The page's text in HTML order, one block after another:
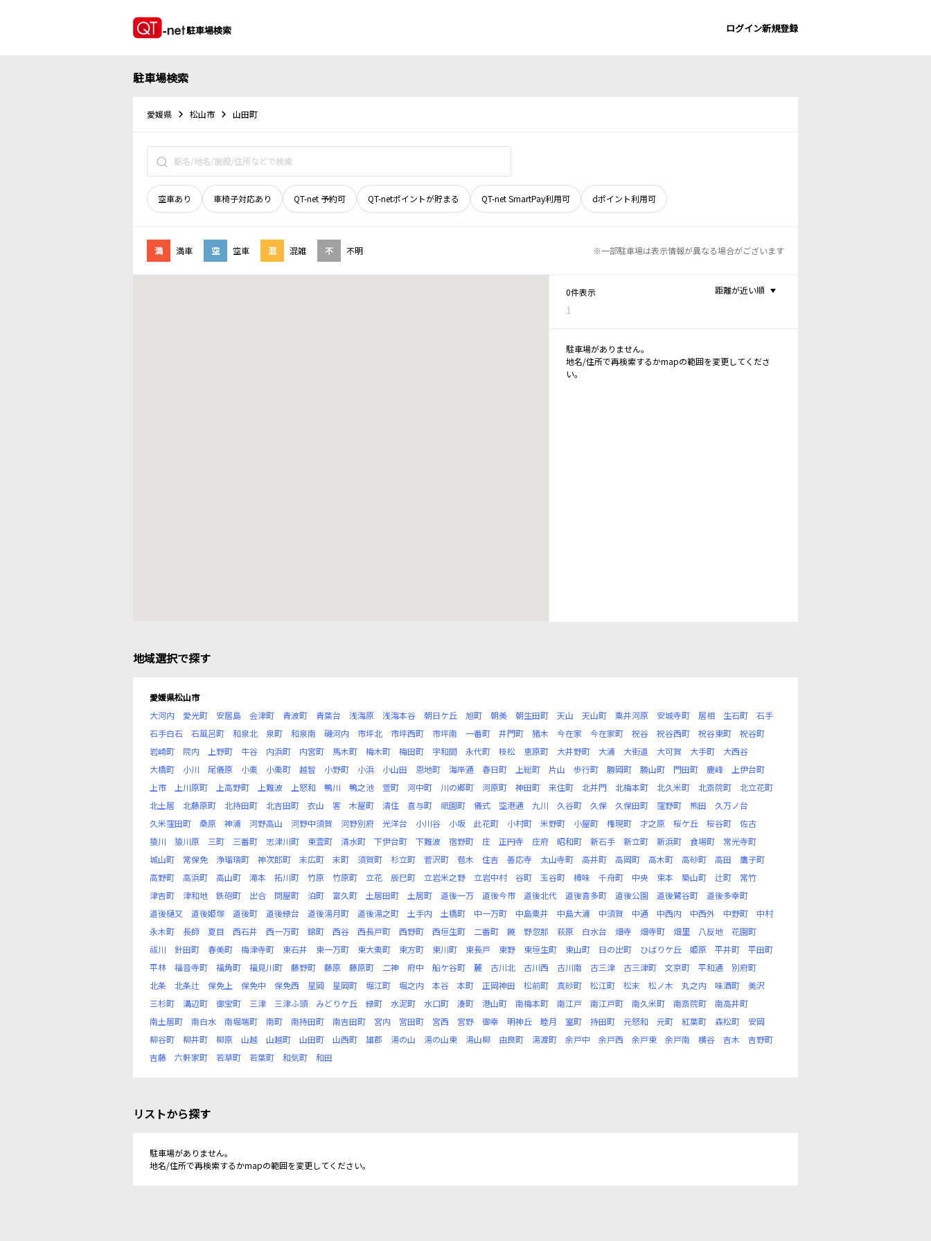
駐車場検索 ログイン新規登録
駐車場検索
愛媛県 松山市 山田町
空車あり 車椅子対応あり QT-net 予約可 QT-netポイントが貯まる QT-net SmartPay利用可 dポイント利用可
満 満車 空 空車 混 混雑 不 不明 ※一部駐車場は表示情報が異なる場合がございます
0件表示
1
距離が近い順
駐車場がありません。
地名/住所で再検索するかmapの範囲を変更してくださ
い。
地域選択で探す
愛媛県松山市
大河内
愛光町 安居島 会津町 青波町 青葉台 浅海原 浅海本谷 朝日ケ丘 旭町 朝美 朝生田町 天山 天山町 粟井河原 安城寺町 居相 生石町
石手
石手白石
石風呂町 和泉北 泉町 和泉南 磯河内 市坪北 市坪西町 市坪南 一番町 井門町 猪木 今在家 今在家町 祝谷 祝谷西町 祝谷東町
祝谷町
岩崎町
院内 上野町 牛谷 内浜町 内宮町 馬木町 梅木町 梅田町 宇和間 永代町 枝松 恵原町 大井野町 大浦 大街道 大可賀 大手町
大西谷
大橋町
小川 尾儀原 小栗 小栗町 越智 小野町 小浜 小山田 恩地町 海岸通 春日町 上総町 片山 歩行町 勝岡町 勝山町 門田町 鹿峰
上伊台町
上市
上川原町 上高野町 上難波 上怒和 鴨川 鴨之池 萱町 河中町 川の郷町 河原町 神田町 来住町 北井門 北梅本町 北久米町 北斎院町
北立花町
北土居
北藤原町 北持田町 北吉田町 衣山 客 木屋町 清住 喜与町 祇園町 儀式 空港通 九川 久谷町 久保 久保田町 窪野町 熊田
久万ノ台
久米窪田町
桑原 神浦 河野高山 河野中須賀 河野別府 光洋台 小川谷 小坂 此花町 小村町 米野町 小屋町 権現町 才之原 桜ケ丘 桜谷町
佐古
猿川
猿川原 三町 三番町 志津川町 東雲町 清水町 下伊台町 下難波 宿野町 庄 正円寺 庄府 昭和町 新石手 新立町 新浜町 食場町
常光寺町
城山町
常保免 浄瑠璃町 神次郎町 末広町 末町 須賀町 杉立町 菅沢町 苞木 住吉 善応寺 太山寺町 高井町 高岡町 高木町 高砂町 高田
鷹子町
高野町
高浜町 高山町 滝本 拓川町 竹原 竹原町 立花 辰巳町 立岩米之野 立岩中村 谷町 玉谷町 樽味 千舟町 中央 束本 築山町 辻町
常竹
津吉町
津和地 鉄砲町 出合 問屋町 泊町 富久町 土居田町 土居町 道後一万 道後今市 道後北代 道後喜多町 道後公園 道後鷺谷町
道後多幸町
道後樋又
道後姫塚 道後町 道後緑台 道後湯月町 道後湯之町 土手内 土橋町 中一万町 中島粟井 中島大浦 中須賀 中通 中西内 中西外 中野町
中村
永木町
長師 夏目 西石井 西一万町 錦町 西谷 西長戸町 西野町 西垣生町 二番町 饒 野忽那 萩原 白水台 畑寺 畑寺町 畑里 八反地
花園町
祓川
針田町 春美町 梅津寺町 東石井 東一万町 東大栗町 東方町 東川町 東長戸 東野 東垣生町 東山町 日の出町 ひばりケ丘 姫原 平井町
平田町
平林
福音寺町 福角町 福見川町 藤野町 藤原 藤原町 二神 府中 船ケ谷町 麓 古川北 古川西 古川南 古三津 古三津町 文京町 平和通
別府町
北条
北条辻 保免上 保免中 保免西 星岡 星岡町 堀江町 堀之内 本谷 本町 正岡神田 松前町 真砂町 松江町 松末 松ノ木 丸之内 味酒町
美沢
三杉町
溝辺町 御宝町 三津 三津ふ頭 みどりケ丘 緑町 水泥町 水口町 湊町 港山町 南梅本町 南江戸 南江戸町 南久米町 南斎院町
南高井町
南土居町
南白水 南堀端町 南町 南持田町 南吉田町 宮内 宮田町 宮西 宮野 御幸 明神丘 睦月 室町 持田町 元怒和 元町 紅葉町 森松町
安岡
柳谷町
柳井町 柳原 山越 山越町 山田町 山西町 雄郡 湯の山 湯の山東 湯山柳 由良町 湯渡町 余戸中 余戸西 余戸東 余戸南 横谷 吉木
吉野町
吉藤
六軒家町 若草町 若葉町 和気町 和田
リストから探す
駐車場がありません。
地名/住所で再検索するかmapの範囲を変更してください。